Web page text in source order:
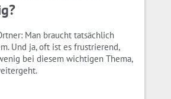
Man braucht tatsächlich
Und ja, oft ist es frustrierend,
bei diesem wichtigen Thema,